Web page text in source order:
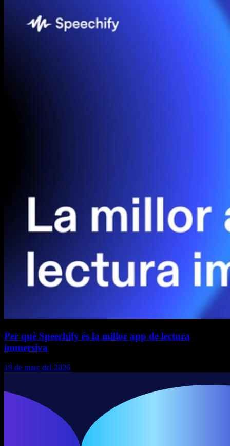
Per què Speechify és la millor app de lectura
immersiva
19 de març del 2026